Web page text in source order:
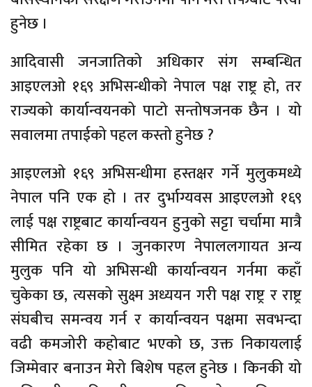
हुनेछ ।
आदिवासी जनजातिको अधिकार संग सम्बन्धित
आइएलओ १६९ अभिसन्धीको नेपाल पक्ष राष्ट्र हो, तर
राज्यको कार्यान्वयनको पाटो सन्तोषजनक छैन । यो
सवालमा तपाईको पहल कस्तो हुनेछ ?
आइएलओ १६९ अभिसन्धीमा हस्तक्षर गर्ने मुलुकमध्ये
नेपाल पनि एक हो । तर दुर्भाग्यवस आइएलओ १६९
लाई पक्ष राष्ट्रबाट कार्यान्वयन हुनुको सट्टा चर्चामा मात्रै
सीमित रहेका छ । जुनकारण नेपाललगायत अन्य
मुलुक पनि यो अभिसन्धी कार्यान्वयन गर्नमा कहाँ
चुकेका छ, त्यसको सुक्ष्म अध्ययन गरी पक्ष राष्ट्र र राष्ट्र
संघबीच समन्वय गर्न र कार्यान्वयन पक्षमा सवभन्दा
वढी कमजोरी कहोबाट भएको छ, उक्त निकायलाई
जिम्मेवार बनाउन मेरो बिशेष पहल हुनेछ । किनकी यो